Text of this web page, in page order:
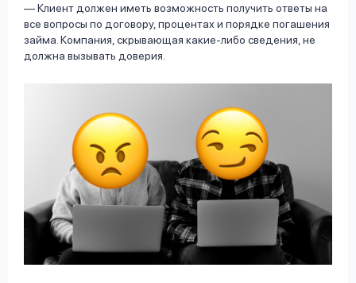
— Клиент должен иметь возможность получить ответы на
все вопросы по договору, процентах и порядке погашения
займа. Компания, скрывающая какие-либо сведения, не
должна вызывать доверия.